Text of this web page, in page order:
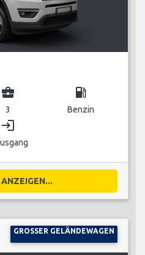
business_center
3
local_gas_station
Benzin
login
GROSSER GELÄNDEWAGEN